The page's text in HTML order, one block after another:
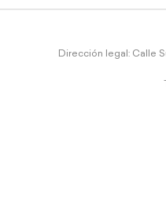
Dirección legal: Calle